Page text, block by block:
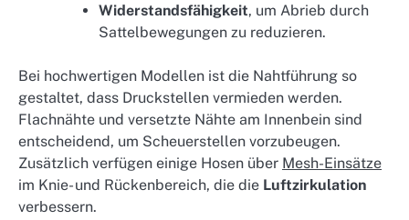
Widerstandsfähigkeit, um Abrieb durch
Sattelbewegungen zu reduzieren.
Bei hochwertigen Modellen ist die Nahtführung so
gestaltet, dass Druckstellen vermieden werden.
Flachnähte und versetzte Nähte am Innenbein sind
entscheidend, um Scheuerstellen vorzubeugen.
Zusätzlich verfügen einige Hosen über Mesh-Einsätze
im Knie- und Rückenbereich, die die Luftzirkulation
verbessern.